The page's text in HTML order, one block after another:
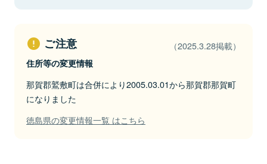
ご注意 （2025.3.28掲載）
住所等の変更情報
那賀郡鷲敷町は合併により2005.03.01から那賀郡那賀町
になりました
徳島県の変更情報一覧 はこちら